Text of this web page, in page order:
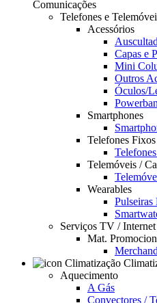
Comunicações
Telefones e
Acessórios
Capas e
Mini
Outros
Óculos/
Smartphones
Telefones Fixos
Telemóveis /
Wearables
Pulseiras
Serviços TV /
Mat.
Aquecimento
A Gás
Convectores /